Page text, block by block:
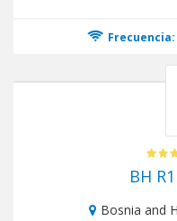
Frecuencia:
BH
Bosnia and